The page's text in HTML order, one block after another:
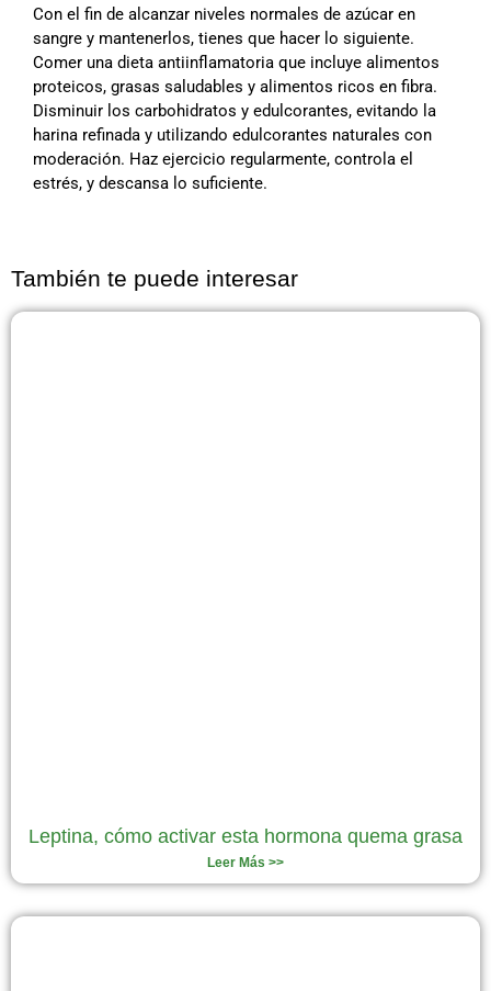
Con el fin de alcanzar niveles normales de azúcar en
sangre y mantenerlos, tienes que hacer lo siguiente.
Comer una dieta antiinflamatoria que incluye alimentos
proteicos, grasas saludables y alimentos ricos en fibra.
Disminuir los carbohidratos y edulcorantes, evitando la
harina refinada y utilizando edulcorantes naturales con
moderación. Haz ejercicio regularmente, controla el
estrés, y descansa lo suficiente.
También te puede interesar
Leptina, cómo activar esta hormona quema grasa
Leer Más >>